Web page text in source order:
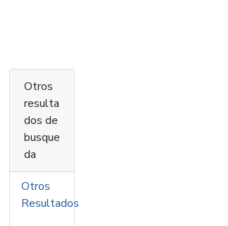
Otros
resulta
dos de
busque
da
Otros
Resultados